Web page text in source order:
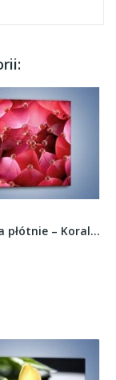
Obraz na płótnie – Koraliki wśród kwiatowych...